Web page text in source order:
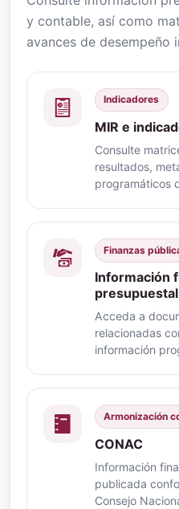
y contable, así como
avances de desempeño
Indicadores
MIR e
Consulte
resultados,
programáticos
Finanzas
Información
Acceda a
relacionadas
información
Armonización
CONAC
Información
publicada
Consejo